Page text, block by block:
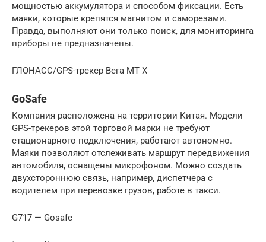
мощностью аккумулятора и способом фиксации. Есть
маяки, которые крепятся магнитом и саморезами.
Правда, выполняют они только поиск, для мониторинга
приборы не предназначены.
ГЛОНАСС/GPS-трекер Вега МТ X
GoSafe
Компания расположена на территории Китая. Модели
GPS-трекеров этой торговой марки не требуют
стационарного подключения, работают автономно.
Маяки позволяют отслеживать маршрут передвижения
автомобиля, оснащены микрофоном. Можно создать
двухстороннюю связь, например, диспетчера с
водителем при перевозке грузов, работе в такси.
G717 — Gosafe